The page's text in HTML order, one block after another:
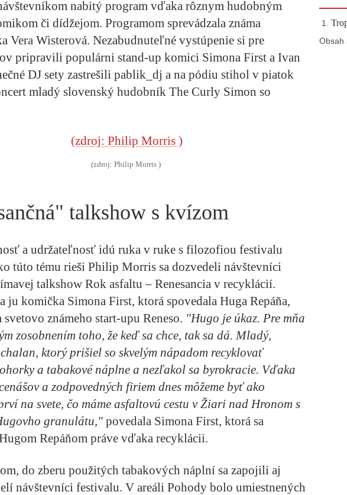
nabitý program vďaka rôznym hudobným
či dídžejom. Programom sprevádzala známa
Vera Wisterová. Nezabudnuteľné vystúpenie si pre
pripravili populárni stand-up komici Simona First a Ivan
DJ sety zastrešili pablik_dj a na pódiu stihol v piatok
mladý slovenský hudobník The Curly Simon so
(zdroj: Philip Morris )
talkshow s kvízom
a udržateľnosť idú ruka v ruke s filozofiou festivalu
túto tému rieši Philip Morris sa dozvedeli návštevníci
talkshow Rok asfaltu – Renesancia v recyklácií.
ju komička Simona First, ktorá spovedala Huga Repáňa,
svetovo známeho start-upu Reneso. "Hugo je úkaz. Pre mňa
zosobnením toho, že keď sa chce, tak sa dá. Mladý,
ktorý prišiel so skvelým nápadom recyklovať
a tabakové náplne a nezľakol sa byrokracie. Vďaka
a zodpovedných firiem dnes môžeme byť ako
na svete, čo máme asfaltovú cestu v Žiari nad Hronom s
granulátu," povedala Simona First, ktorá sa
Repáňom práve vďaka recyklácii.
do zberu použitých tabakových náplní sa zapojili aj
návštevníci festivalu. V areáli Pohody bolo umiestnených
Obsah